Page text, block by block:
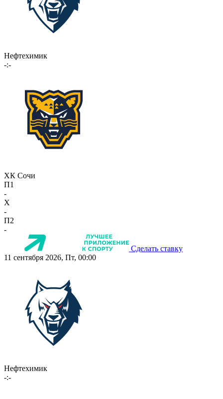
Нефтехимик
-:-
ХК Сочи
П1
-
X
-
П2
-
Сделать ставку
11 сентября 2026, Пт, 00:00
Нефтехимик
-:-